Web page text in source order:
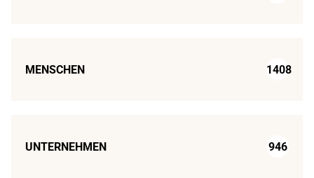
MENSCHEN 1408
UNTERNEHMEN 946